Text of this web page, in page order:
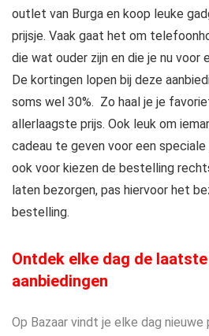
outlet van Burga en koop leuke
prijsje. Vaak gaat het om
die wat ouder zijn en die je nu voor
De kortingen lopen bij deze
soms wel 30%. Zo haal je je
allerlaagste prijs. Ook leuk om
cadeau te geven voor een
ook voor kiezen de bestelling
laten bezorgen, pas hiervoor het
bestelling.
Ontdek elke dag de
aanbiedingen
Op Bazaar vindt je elke dag